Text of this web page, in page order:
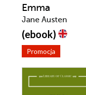
Emma
Jane Austen
(ebook)
Promocja